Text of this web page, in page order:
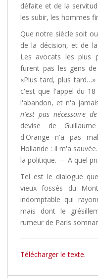
défaite et de la
les subir, les hommes
Que notre siècle soit
de la décision, et de
Les avocats les plus
furent pas les gens
«Plus tard, plus
c'est que l'appel du
l'abandon, et n'a
n'est pas nécessaire
devise de
d'Orange n'a pas
Hollande : il m'a
la politique. — A quel
Tel est le dialogue
vieux fossés du
indomptable qui
mais dont le
rumeur de Paris
Télécharger le texte.